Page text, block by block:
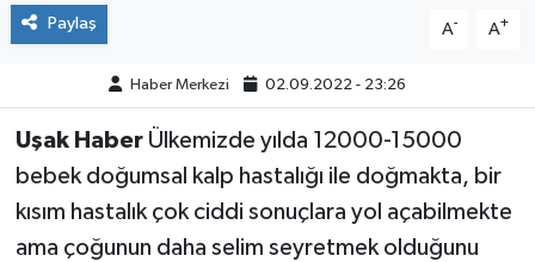
Paylaş A- A+
Haber Merkezi 02.09.2022 - 23:26
Uşak HaberÜlkemizde yılda 12000-15000
bebek doğumsal kalp hastalığı ile doğmakta, bir
kısım hastalık çok ciddi sonuçlara yol açabilmekte
ama çoğunun daha selim seyretmek olduğunu
BİLİM VE TEKNOLOJİ
KAMPANYALAR
KÜLTÜR-SANAT